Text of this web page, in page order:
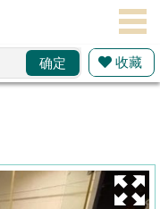
确定 收藏